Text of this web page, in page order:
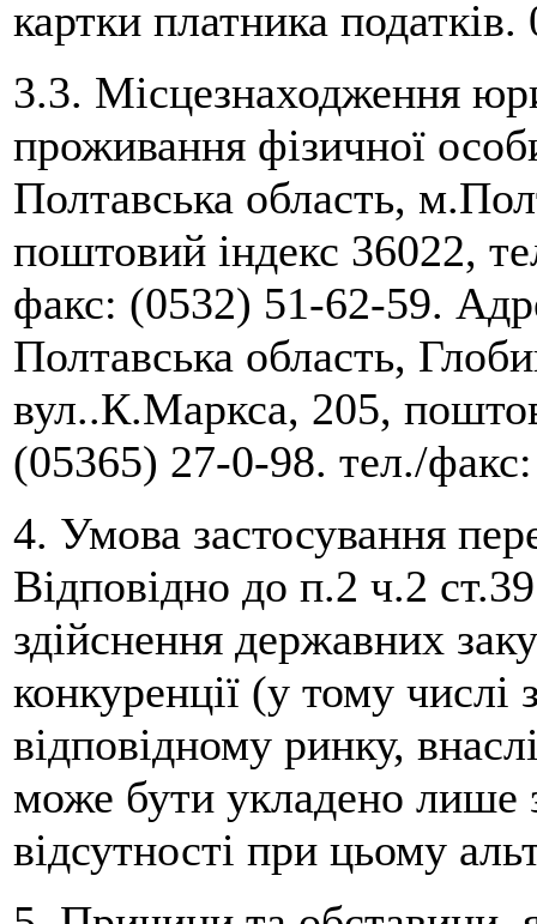
картки платника
3.3. Місцезнаходження
проживання фізичної
Полтавська область,
поштовий індекс 36022,
факс: (0532) 51-62-59.
Полтавська область,
вул..К.Маркса, 205,
(05365) 27-0-98. тел./
4. Умова застосування
Відповідно до п.2 ч.2
здійснення державних
конкуренції (у тому
відповідному ринку,
може бути укладено лише
відсутності при цьому